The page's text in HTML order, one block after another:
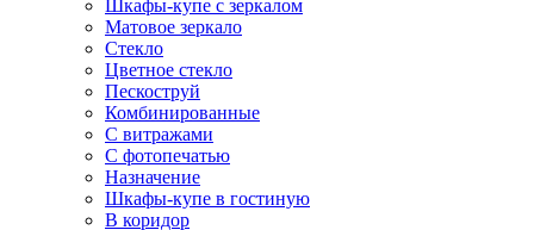
Шкафы-купе с зеркалом
Матовое зеркало
Стекло
Цветное стекло
Пескоструй
Комбинированные
С витражами
С фотопечатью
Назначение
Шкафы-купе в гостиную
В коридор